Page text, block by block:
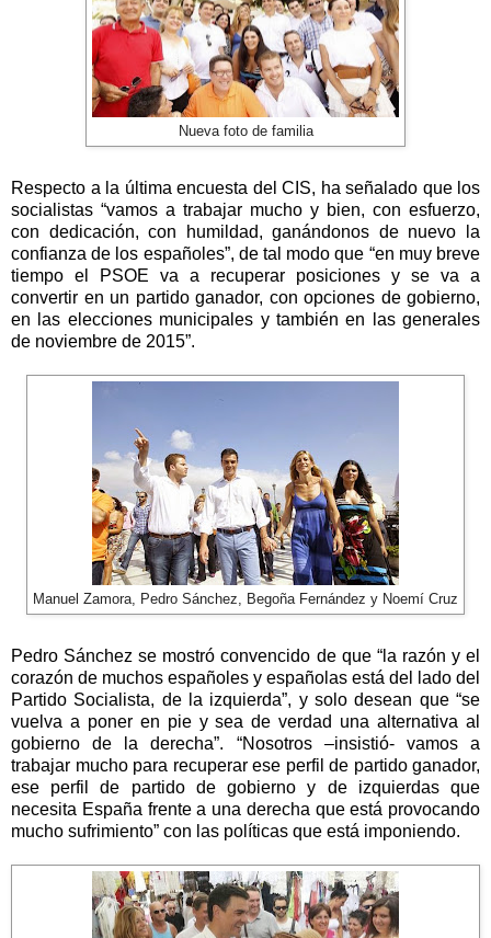
Nueva foto de familia
Respecto a la última encuesta del CIS, ha señalado que los
socialistas “vamos a trabajar mucho y bien, con esfuerzo,
con dedicación, con humildad, ganándonos de nuevo la
confianza de los españoles”, de tal modo que “en muy breve
tiempo el PSOE va a recuperar posiciones y se va a
convertir en un partido ganador, con opciones de gobierno,
en las elecciones municipales y también en las generales
de noviembre de 2015”.
Manuel Zamora, Pedro Sánchez, Begoña Fernández y Noemí Cruz
Pedro Sánchez se mostró convencido de que “la razón y el
corazón de muchos españoles y españolas está del lado del
Partido Socialista, de la izquierda”, y solo desean que “se
vuelva a poner en pie y sea de verdad una alternativa al
gobierno de la derecha”. “Nosotros –insistió- vamos a
trabajar mucho para recuperar ese perfil de partido ganador,
ese perfil de partido de gobierno y de izquierdas que
necesita España frente a una derecha que está provocando
mucho sufrimiento” con las políticas que está imponiendo.